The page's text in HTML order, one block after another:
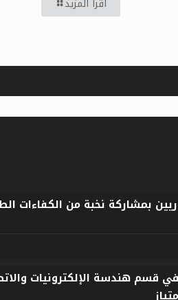
بمشاركة نخبة من الكفاءات
قسم هندسة الإلكترونيات